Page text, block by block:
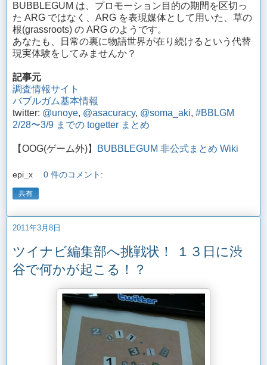
BUBBLEGUM は、プロモーション目的の期間を区切っ
た ARG ではなく、ARG を表現媒体として用いた、草の
根(grassroots) の ARG のようです。
あなたも、日常の裏に物語世界が在り続けるという代替
現実体験をしてみませんか？
記事元
調査情報サイト
バブルガム基本情報
twitter: @unoye, @asacuracy, @soma_aki, #BBLGM
2/28〜3/9 までの togetter まとめ
【OOG(ゲーム外)】 BUBBLEGUM 非公式まとめ Wiki
epi_x 0 件のコメント:
共有
2011年3月8日
ツイナビ編集部へ挑戦状！ １３日に渋
谷で何かが起こる！？